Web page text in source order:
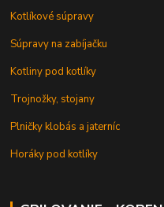
Kotlíkové súpravy
Súpravy na zabíjačku
Kotliny pod kotlíky
Trojnožky, stojany
Plničky klobás a jaterníc
Horáky pod kotlíky